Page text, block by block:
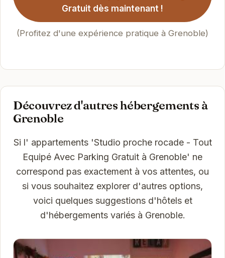
Gratuit dès maintenant !
(Profitez d'une expérience pratique à Grenoble)
Découvrez d'autres hébergements à
Grenoble
Si l' appartements 'Studio proche rocade - Tout
Equipé Avec Parking Gratuit à Grenoble' ne
correspond pas exactement à vos attentes, ou
si vous souhaitez explorer d'autres options,
voici quelques suggestions d'hôtels et
d'hébergements variés à Grenoble.